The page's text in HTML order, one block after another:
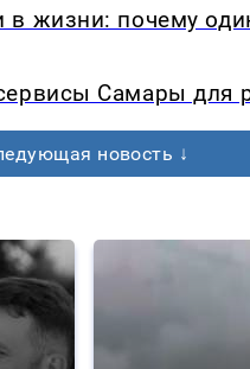
в жизни: почему
Самары для
новость ↓